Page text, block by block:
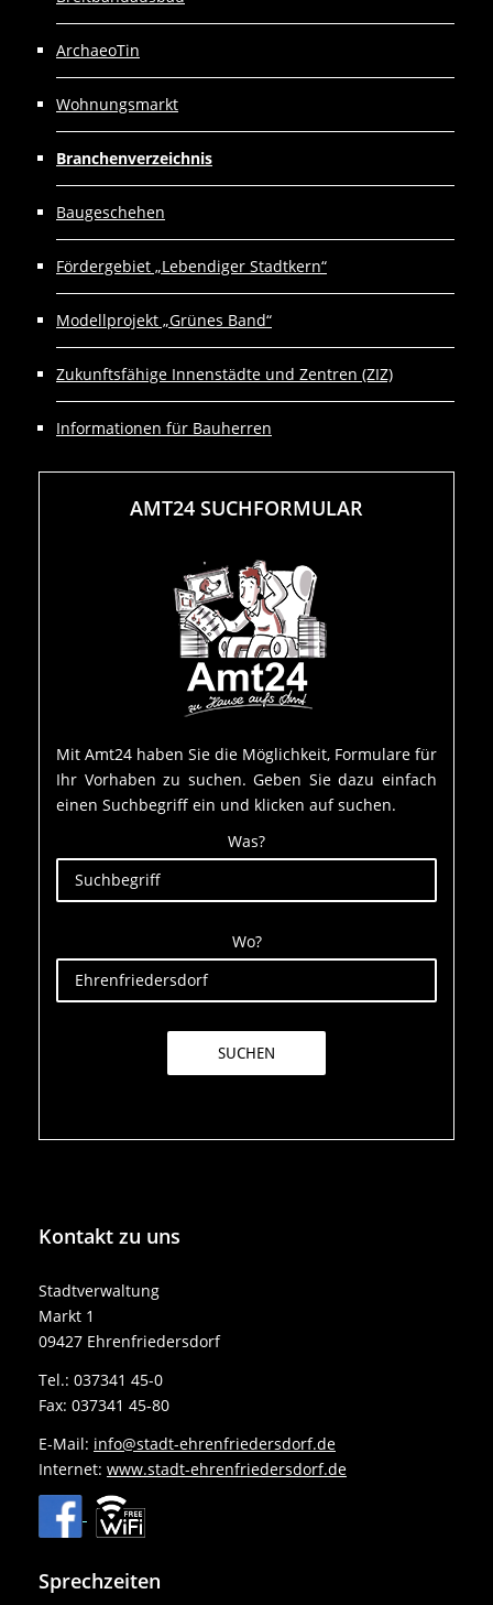
ArchaeoTin
Wohnungsmarkt
Branchenverzeichnis
Baugeschehen
Fördergebiet „Lebendiger Stadtkern“
Modellprojekt „Grünes Band“
Zukunftsfähige Innenstädte und Zentren (ZIZ)
Informationen für Bauherren
AMT24 SUCHFORMULAR
Mit Amt24 haben Sie die Möglichkeit, Formulare für
Ihr Vorhaben zu suchen. Geben Sie dazu einfach
einen Suchbegriff ein und klicken auf suchen.
Was?
Wo?
SUCHEN
Kontakt zu uns
Stadtverwaltung
Markt 1
09427 Ehrenfriedersdorf
Tel.: 037341 45-0
Fax: 037341 45-80
E-Mail: info@stadt-ehrenfriedersdorf.de
Internet: www.stadt-ehrenfriedersdorf.de
Sprechzeiten